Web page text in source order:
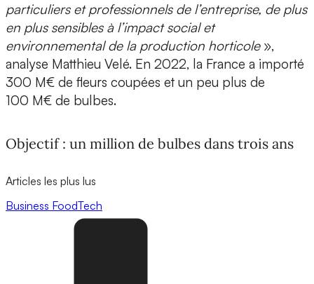
particuliers et professionnels de l’entreprise, de plus
en plus sensibles à l’impact social et
environnemental de la production horticole»,
analyse Matthieu Velé. En 2022, la France a importé
300 M€ de fleurs coupées et un peu plus de
100 M€ de bulbes.
Objectif : un million de bulbes dans trois ans
Articles les plus lus
Business FoodTech